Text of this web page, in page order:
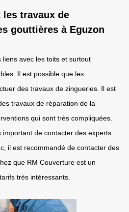
les travaux de
gouttières à Eguzon
avec les toits et surtout
Il est possible que les
des travaux de zingueries. Il est
travaux de réparation de la
qui sont très compliquées.
de contacter des experts
il est recommandé de contacter des
que RM Couverture est un
très intéressants.